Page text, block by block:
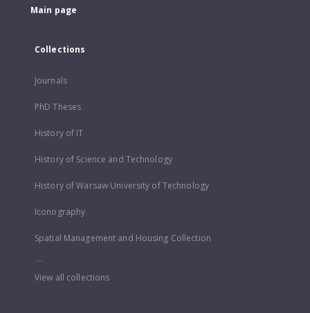
Main page
Collections
Journals
PhD Theses
History of IT
History of Science and Technology
History of Warsaw University of Technology
Iconography
Spatial Management and Housing Collection
...
View all collections